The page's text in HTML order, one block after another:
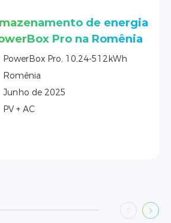
9 Sistemas de
energia residencial
Pattaya, Tailândia
Projeto
Endereço
Data